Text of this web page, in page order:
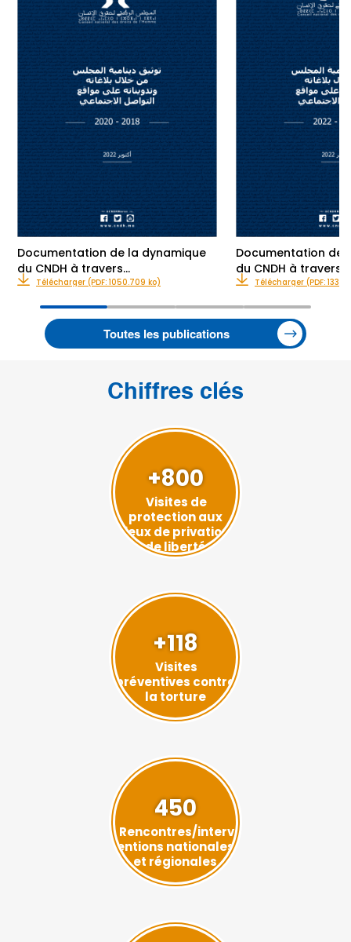
Toutes les publications
Documentation de la dynamique
du CNDH à travers…
Télécharger (PDF: 1050.709 ko)
Documentation de
du CNDH à travers…
Télécharger (PDF:
Chiffres clés
+800
Visites de
protection aux
lieux de privation
de liberté
+118
Visites
préventives contre
la torture
450
Rencontres/interv
entions nationales
et régionales